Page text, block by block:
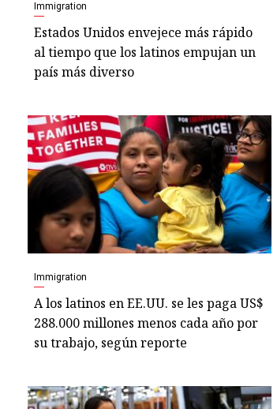
Immigration
Estados Unidos envejece más rápido
al tiempo que los latinos empujan un
país más diverso
Immigration
A los latinos en EE.UU. se les paga US$
288.000 millones menos cada año por
su trabajo, según reporte